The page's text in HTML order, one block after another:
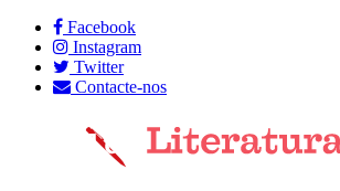
Facebook
Instagram
Twitter
Contacte-nos